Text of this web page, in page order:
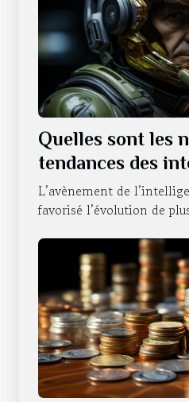
Quelles sont les
tendances des
artificielles sur
NVIDIA ?
L’avènement de
favorisé l’évolution de